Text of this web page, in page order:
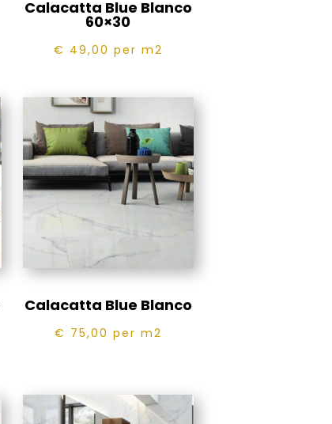
Calacatta Blue Blanco
60×30
€ 49,00 per m2
Calacatta Blue Blanco
€ 75,00 per m2